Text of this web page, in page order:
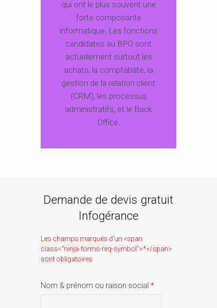
qui ont le plus souvent une
forte composante
informatique. Les fonctions
candidates au BPO sont
actuellement surtout les
achats, la comptabilité, la
gestion de la relation client
(CRM), les processus
administratifs, et le Back
Office.
Demande de devis gratuit
Infogérance
Les champs marqués d’un <span
class="ninja-forms-req-symbol">*</span>
sont obligatoires
Nom & prénom ou raison social *